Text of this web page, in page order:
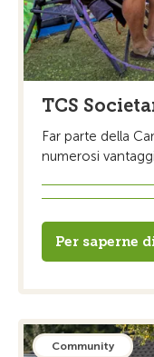
TCS
Far parte della
numerosi
Per saperne
Community